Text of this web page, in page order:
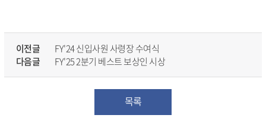
이전글
FY'24 신입사원 사령장 수여식
다음글
FY'25 2분기 베스트 보상인 시상
목록